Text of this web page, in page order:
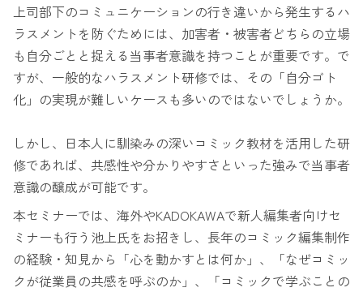
上司部下のコミュニケーションの行き違いから発生するハ
ラスメントを防ぐためには、加害者・被害者どちらの立場
も自分ごとと捉える当事者意識を持つことが重要です。で
すが、一般的なハラスメント研修では、その「自分ゴト
化」の実現が難しいケースも多いのではないでしょうか。
しかし、日本人に馴染みの深いコミック教材を活用した研
修であれば、共感性や分かりやすさといった強みで当事者
意識の醸成が可能です。
本セミナーでは、海外やKADOKAWAで新人編集者向けセ
ミナーも行う池上氏をお招きし、長年のコミック編集制作
の経験・知見から「心を動かすとは何か」、「なぜコミッ
クが従業員の共感を呼ぶのか」、「コミックで学ぶことの